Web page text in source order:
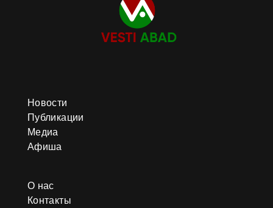
Новости
Публикации
Медиа
Афиша
О нас
Контакты